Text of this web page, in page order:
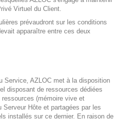
Virtuel du Client.
prévaudront sur les conditions
apparaître entre ces deux
Service, AZLOC met à la disposition
disposant de ressources dédiées
(mémoire vive et
Serveur Hôte et partagées par les
installés sur ce dernier. En raison de